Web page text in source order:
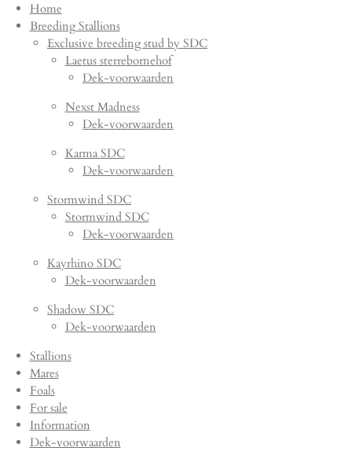
Home
Breeding Stallions
Exclusive breeding stud by SDC
Laetus sterrebornehof
Dek-voorwaarden
Nexst Madness
Dek-voorwaarden
Karma SDC
Dek-voorwaarden
Stormwind SDC
Stormwind SDC
Dek-voorwaarden
Kayrhino SDC
Dek-voorwaarden
Shadow SDC
Dek-voorwaarden
Stallions
Mares
Foals
For sale
Information
Dek-voorwaarden